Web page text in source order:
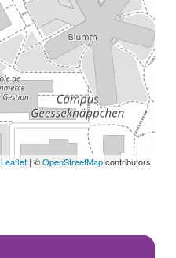
Leaflet | ©OpenStreetMapcontributors